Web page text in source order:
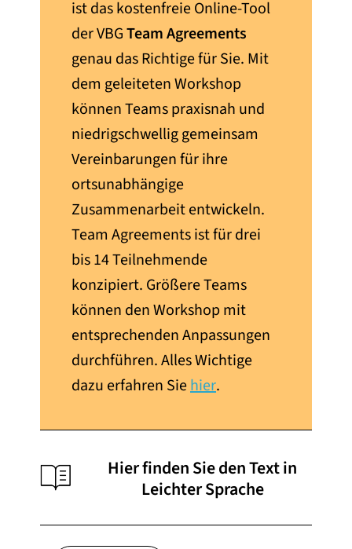
ist das kostenfreie Online-Tool
der VBGTeam Agreements
genau das Richtige für Sie. Mit
dem geleiteten Workshop
können Teams praxisnah und
niedrigschwellig gemeinsam
Vereinbarungen für ihre
ortsunabhängige
Zusammenarbeit entwickeln.
Team Agreements ist für drei
bis 14 Teilnehmende
konzipiert. Größere Teams
können den Workshop mit
entsprechenden Anpassungen
durchführen. Alles Wichtige
dazu erfahren Siehier.
Hier finden Sie den Text in
Leichter Sprache